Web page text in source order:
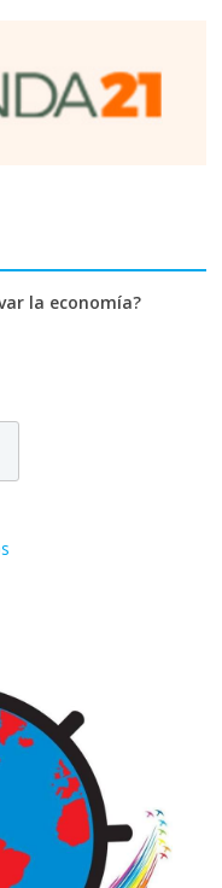
la economía?